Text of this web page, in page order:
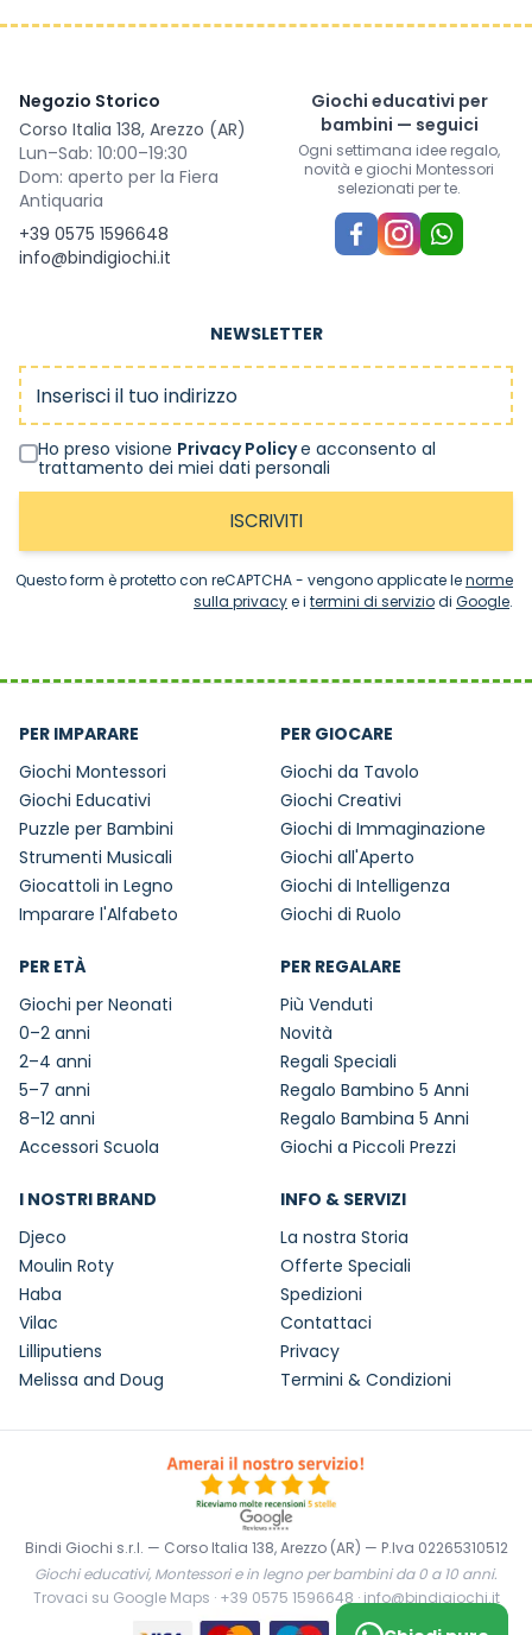
Negozio Storico
Corso Italia 138, Arezzo (AR)
Lun–Sab: 10:00–19:30
Dom: aperto per la Fiera
Antiquaria
+39 0575 1596648
info@bindigiochi.it
Giochi educativi per
bambini — seguici
Ogni settimana idee regalo,
novità e giochi Montessori
selezionati per te.
NEWSLETTER
Indirizzo email
Ho preso visione Privacy Policye acconsento al
trattamento dei miei dati personali
ISCRIVITI
Questo form è protetto con reCAPTCHA - vengono applicate lenorme
sulla privacye i termini di serviziodi Google.
PER IMPARARE
Giochi Montessori
Giochi Educativi
Puzzle per Bambini
Strumenti Musicali
Giocattoli in Legno
Imparare l'Alfabeto
PER GIOCARE
Giochi da Tavolo
Giochi Creativi
Giochi di Immaginazione
Giochi all'Aperto
Giochi di Intelligenza
Giochi di Ruolo
PER ETÀ
Giochi per Neonati
0–2 anni
2–4 anni
5–7 anni
8–12 anni
Accessori Scuola
PER REGALARE
Più Venduti
Novità
Regali Speciali
Regalo Bambino 5 Anni
Regalo Bambina 5 Anni
Giochi a Piccoli Prezzi
I NOSTRI BRAND
Djeco
Moulin Roty
Haba
Vilac
Lilliputiens
Melissa and Doug
INFO & SERVIZI
La nostra Storia
Offerte Speciali
Spedizioni
Contattaci
Privacy
Termini & Condizioni
Bindi Giochi s.r.l. — Corso Italia 138, Arezzo (AR) — P.Iva 02265310512
Giochi educativi, Montessori e in legno per bambini da 0 a 10 anni.
Trovaci su Google Maps · +39 0575 1596648 · info@bindigiochi.it